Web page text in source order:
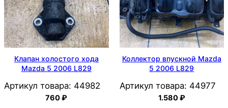
Клапан холостого хода
Mazda 5 2006 L829
Артикул товара: 44982
760₽
Коллектор впускной Mazda
5 2006 L829
Артикул товара: 44977
1.580₽